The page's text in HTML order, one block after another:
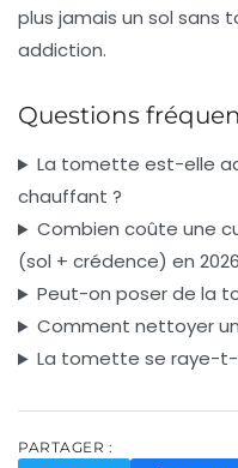
plus jamais un sol sans
addiction.
Questions
La tomette est-elle
chauffant ?
Combien coûte une
(sol + crédence) en
Peut-on poser de la
Comment nettoyer
La tomette se raye-
PARTAGER :